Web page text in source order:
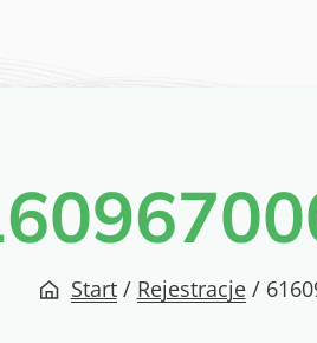
Start / Rejestracje /